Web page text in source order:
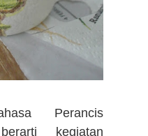
Perancis
kegiatan